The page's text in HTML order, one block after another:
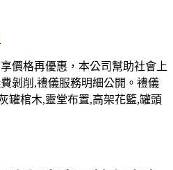
價格再優惠，本公司幫助社會上
剝削,禮儀服務明細公開。禮儀
罐棺木,靈堂布置,高架花籃,罐頭